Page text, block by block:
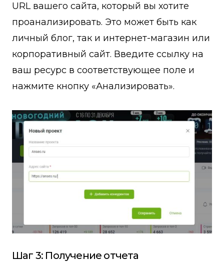
URL вашего сайта, который вы хотите
проанализировать. Это может быть как
личный блог, так и интернет-магазин или
корпоративный сайт. Введите ссылку на
ваш ресурс в соответствующее поле и
нажмите кнопку «Анализировать».
Шаг 3: Получение отчета